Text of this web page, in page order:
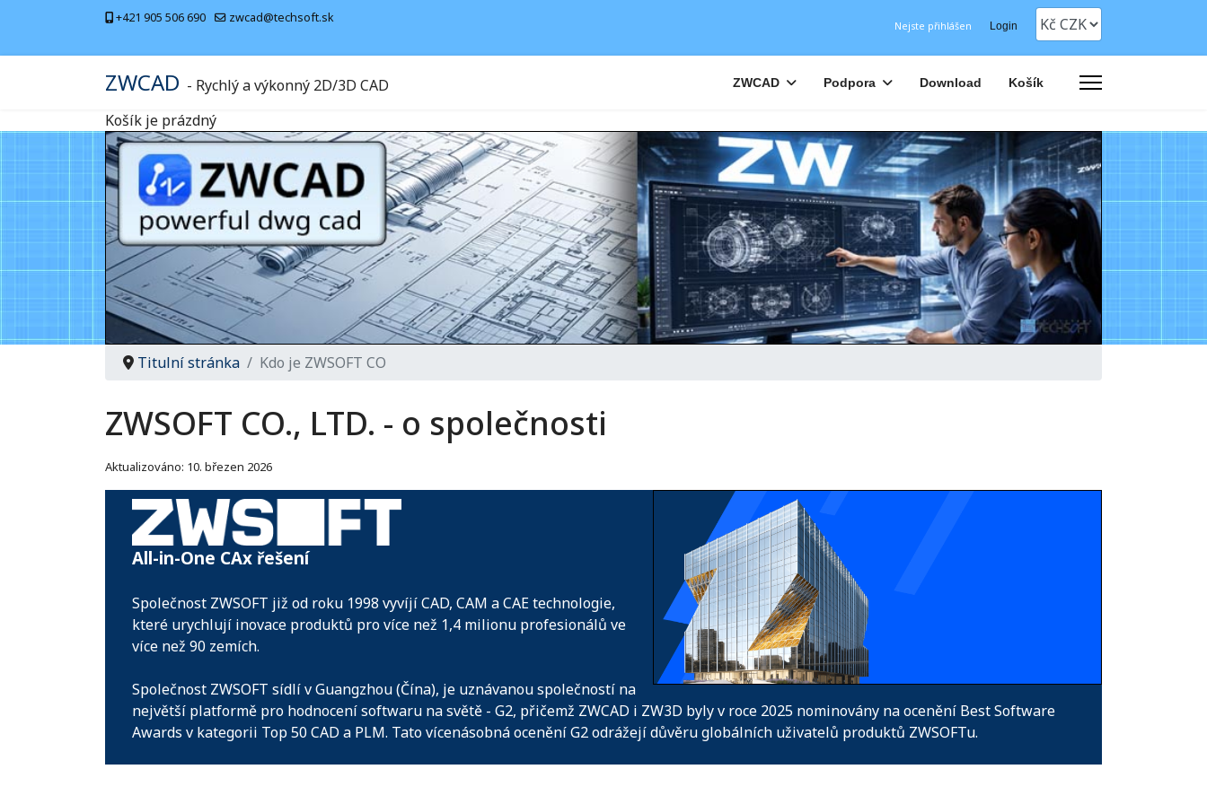
+421 905 506 690 zwcad@techsoft.sk
Nejste přihlášen Login
ZWCAD - Rychlý a výkonný 2D/3D CAD ZWCAD Podpora Download Košík
Košík je prázdný
Titulní stránka Kdo je ZWSOFT CO
ZWSOFT CO., LTD. - o společnosti
Aktualizováno: 10. březen 2026
All-in-One CAx řešení
Společnost ZWSOFT již od roku 1998 vyvíjí CAD, CAM a CAE technologie,
které urychlují inovace produktů pro více než 1,4 milionu profesionálů ve
více než 90 zemích.
Společnost ZWSOFT sídlí v Guangzhou (Čína), je uznávanou společností na
největší platformě pro hodnocení softwaru na světě - G2, přičemž ZWCAD i ZW3D byly v roce 2025 nominovány na ocenění Best Software
Awards v kategorii Top 50 CAD a PLM. Tato vícenásobná ocenění G2 odrážejí důvěru globálních uživatelů produktů ZWSOFTu.